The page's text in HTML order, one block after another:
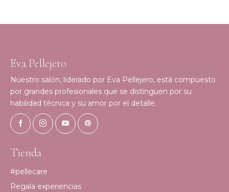
Eva Pellejero
Nuestro salón, liderado por Eva Pellejero, está compuesto
por grandes profesionales que se distinguen por su
habilidad técnica y su amor por el detalle.
Tienda
#pellecare
Regala experiencias